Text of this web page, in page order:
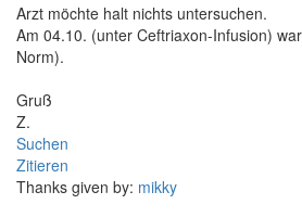
Arzt möchte halt nichts untersuchen.
Am 04.10. (unter Ceftriaxon-Infusion)
Norm).
Gruß
Z.
Suchen
Zitieren
Thanks given by: mikky